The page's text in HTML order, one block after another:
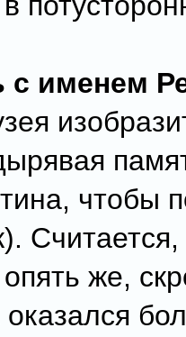
с именем
чтобы
же,